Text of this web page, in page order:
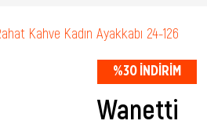
Kahve Kadın Ayakkabı 24-126
%30 İNDIRIM
Wanetti